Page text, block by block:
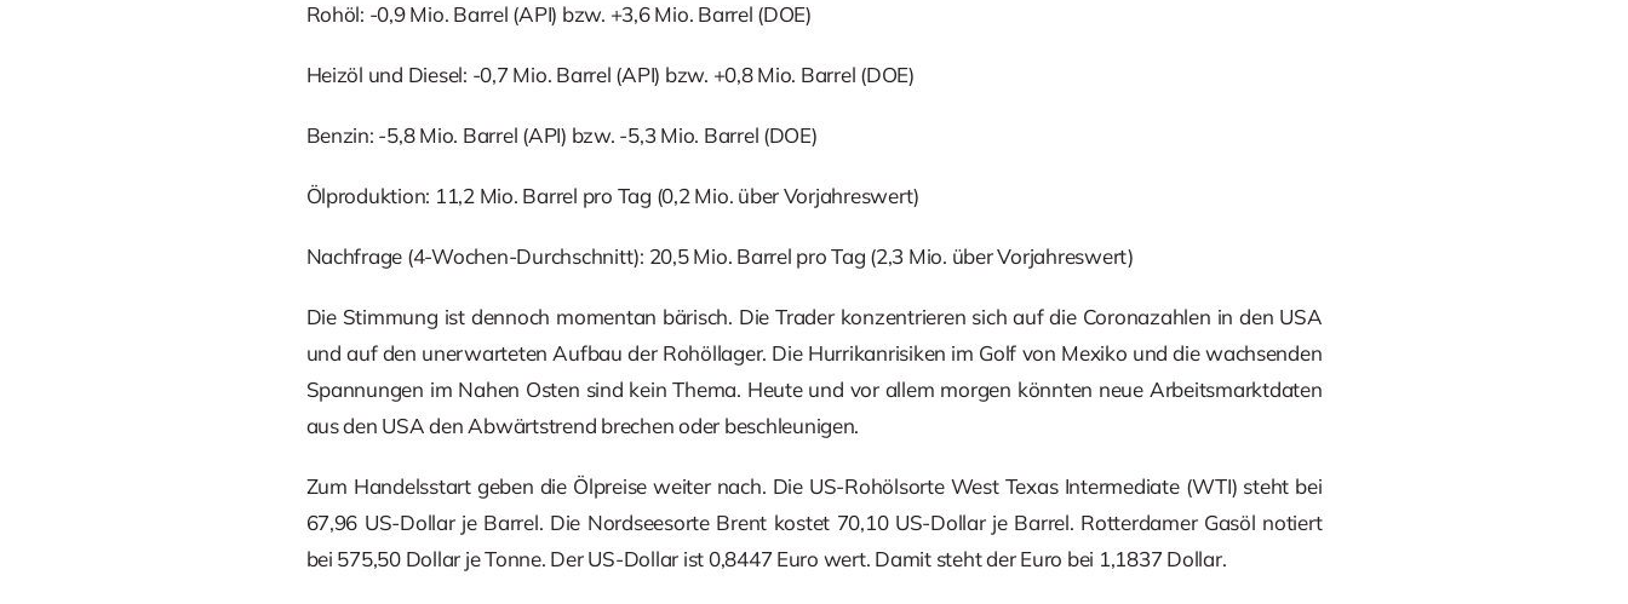
Rohöl: -0,9 Mio. Barrel (API) bzw. +3,6 Mio. Barrel (DOE)
Heizöl und Diesel: -0,7 Mio. Barrel (API) bzw. +0,8 Mio. Barrel (DOE)
Benzin: -5,8 Mio. Barrel (API) bzw. -5,3 Mio. Barrel (DOE)
Ölproduktion: 11,2 Mio. Barrel pro Tag (0,2 Mio. über Vorjahreswert)
Nachfrage (4-Wochen-Durchschnitt): 20,5 Mio. Barrel pro Tag (2,3 Mio. über Vorjahreswert)
Die Stimmung ist dennoch momentan bärisch. Die Trader konzentrieren sich auf die Coronazahlen in den USA
und auf den unerwarteten Aufbau der Rohöllager. Die Hurrikanrisiken im Golf von Mexiko und die wachsenden
Spannungen im Nahen Osten sind kein Thema. Heute und vor allem morgen könnten neue Arbeitsmarktdaten
aus den USA den Abwärtstrend brechen oder beschleunigen.
Zum Handelsstart geben die Ölpreise weiter nach. Die US-Rohölsorte West Texas Intermediate (WTI) steht bei
67,96 US-Dollar je Barrel. Die Nordseesorte Brent kostet 70,10 US-Dollar je Barrel. Rotterdamer Gasöl notiert
bei 575,50 Dollar je Tonne. Der US-Dollar ist 0,8447 Euro wert. Damit steht der Euro bei 1,1837 Dollar.